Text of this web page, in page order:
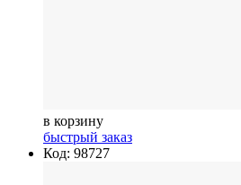
в корзину
быстрый заказ
Код: 98727